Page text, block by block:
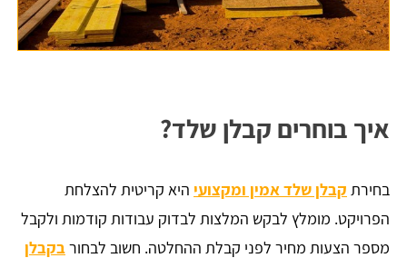
איך בוחרים קבלן שלד?
בחירת קבלן שלד אמין ומקצועי היא קריטית להצלחת
הפרויקט. מומלץ לבקש המלצות לבדוק עבודות קודמות ולקבל
מספר הצעות מחיר לפני קבלת ההחלטה. חשוב לבחורבקבלן